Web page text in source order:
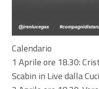
Calendario
1 Aprile ore 18.30:
Scabin in Live dalla